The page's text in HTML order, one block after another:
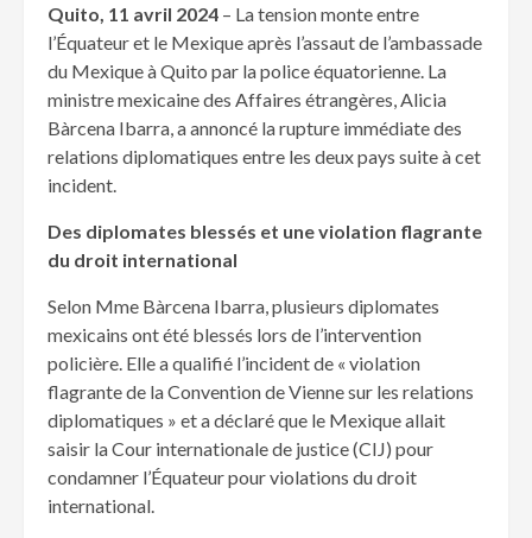
Quito, 11 avril 2024 – La tension monte entre
l’Équateur et le Mexique après l’assaut de l’ambassade
du Mexique à Quito par la police équatorienne. La
ministre mexicaine des Affaires étrangères, Alicia
Bàrcena Ibarra, a annoncé la rupture immédiate des
relations diplomatiques entre les deux pays suite à cet
incident.
Des diplomates blessés et une violation flagrante
du droit international
Selon Mme Bàrcena Ibarra, plusieurs diplomates
mexicains ont été blessés lors de l’intervention
policière. Elle a qualifié l’incident de « violation
flagrante de la Convention de Vienne sur les relations
diplomatiques » et a déclaré que le Mexique allait
saisir la Cour internationale de justice (CIJ) pour
condamner l’Équateur pour violations du droit
international.